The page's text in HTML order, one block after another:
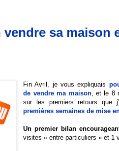
sa maison
Fin Avril, je vous expliquais
de vendre ma maison, et le 8
sur les premiers retours que
premières semaines de mise
Un premier bilan
visites « entre particuliers » et 1